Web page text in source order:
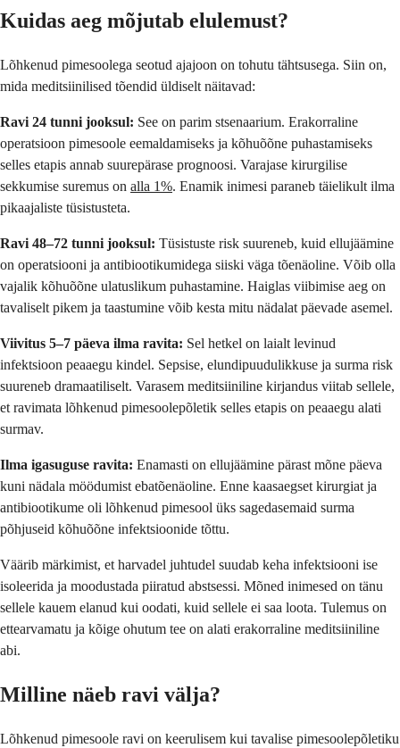
Kuidas aeg mõjutab elulemust?
Lõhkenud pimesoolega seotud ajajoon on tohutu tähtsusega. Siin on,
mida meditsiinilised tõendid üldiselt näitavad:
Ravi 24 tunni jooksul: See on parim stsenaarium. Erakorraline
operatsioon pimesoole eemaldamiseks ja kõhuõõne puhastamiseks
selles etapis annab suurepärase prognoosi. Varajase kirurgilise
sekkumise suremus on alla 1%. Enamik inimesi paraneb täielikult ilma
pikaajaliste tüsistusteta.
Ravi 48–72 tunni jooksul: Tüsistuste risk suureneb, kuid ellujäämine
on operatsiooni ja antibiootikumidega siiski väga tõenäoline. Võib olla
vajalik kõhuõõne ulatuslikum puhastamine. Haiglas viibimise aeg on
tavaliselt pikem ja taastumine võib kesta mitu nädalat päevade asemel.
Viivitus 5–7 päeva ilma ravita: Sel hetkel on laialt levinud
infektsioon peaaegu kindel. Sepsise, elundipuudulikkuse ja surma risk
suureneb dramaatiliselt. Varasem meditsiiniline kirjandus viitab sellele,
et ravimata lõhkenud pimesoolepõletik selles etapis on peaaegu alati
surmav.
Ilma igasuguse ravita: Enamasti on ellujäämine pärast mõne päeva
kuni nädala möödumist ebatõenäoline. Enne kaasaegset kirurgiat ja
antibiootikume oli lõhkenud pimesool üks sagedasemaid surma
põhjuseid kõhuõõne infektsioonide tõttu.
Väärib märkimist, et harvadel juhtudel suudab keha infektsiooni ise
isoleerida ja moodustada piiratud abstsessi. Mõned inimesed on tänu
sellele kauem elanud kui oodati, kuid sellele ei saa loota. Tulemus on
ettearvamatu ja kõige ohutum tee on alati erakorraline meditsiiniline
abi.
Milline näeb ravi välja?
Lõhkenud pimesoole ravi on keerulisem kui tavalise pimesoolepõletiku